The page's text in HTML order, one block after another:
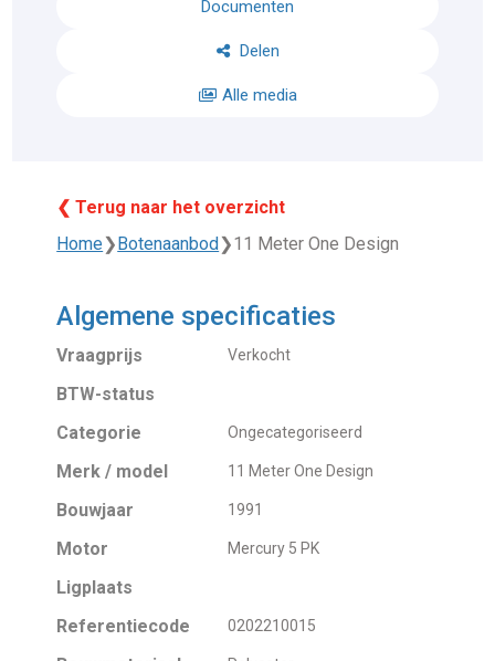
Documenten
Delen
Alle media
❮ Terug naar het overzicht
Home❯ Botenaanbod ❯11 Meter One Design
Algemene specificaties
Vraagprijs Verkocht
BTW-status
Categorie
Ongecategoriseerd
Merk / model 11 Meter One Design
Bouwjaar 1991
Motor Mercury 5 PK
Ligplaats
Referentiecode
0202210015